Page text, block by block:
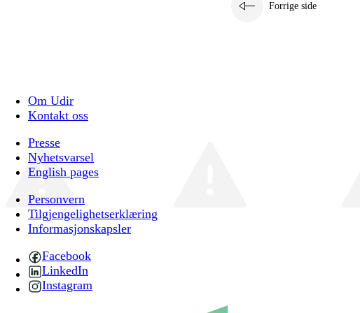
Forrige side
Om Udir
Kontakt oss
Presse
Nyhetsvarsel
English pages
Personvern
Tilgjengelighetserklæring
Informasjonskapsler
Facebook
LinkedIn
Instagram